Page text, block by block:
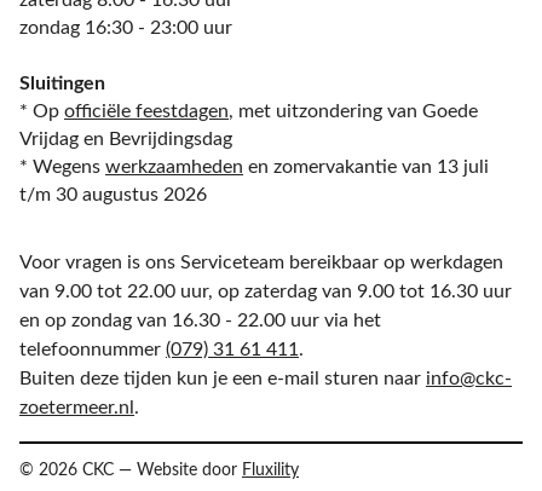
zondag 16:30 - 23:00 uur
Sluitingen
* Op officiële feestdagen, met uitzondering van Goede
Vrijdag en Bevrijdingsdag
* Wegens werkzaamheden en zomervakantie van 13 juli
t/m 30 augustus 2026
Voor vragen is ons Serviceteam bereikbaar op werkdagen
van 9.00 tot 22.00 uur, op zaterdag van 9.00 tot 16.30 uur
en op zondag van 16.30 - 22.00 uur via het
telefoonnummer (079) 31 61 411 .
Buiten deze tijden kun je een e-mail sturen naar info@ckc-
zoetermeer.nl .
© 2026 CKC — Website door Fluxility